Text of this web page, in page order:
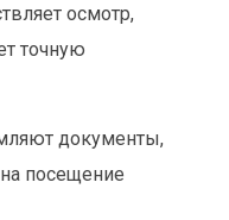
осмотр,
точную
документы,
посещение